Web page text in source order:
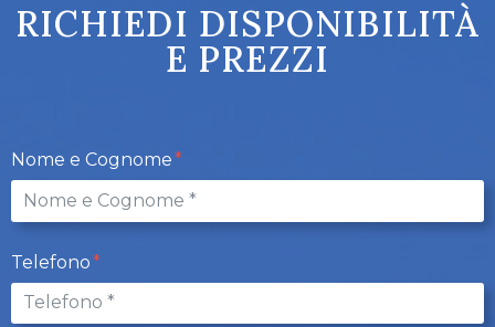
RICHIEDI DISPONIBILITÀ
E PREZZI
Nome e Cognome
Telefono